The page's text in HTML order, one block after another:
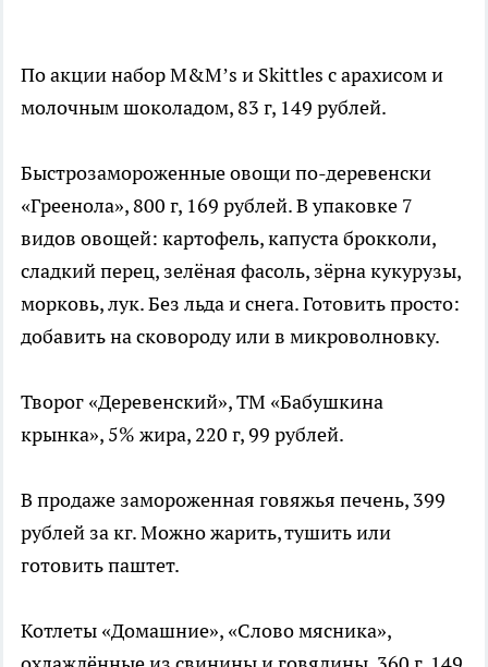
По акции набор M&M’s и Skittles с арахисом и
молочным шоколадом, 83 г, 149 рублей.
Быстрозамороженные овощи по-деревенски
«Греенола», 800 г, 169 рублей. В упаковке 7
видов овощей: картофель, капуста брокколи,
сладкий перец, зелёная фасоль, зёрна кукурузы,
морковь, лук. Без льда и снега. Готовить просто:
добавить на сковороду или в микроволновку.
Творог «Деревенский», ТМ «Бабушкина
крынка», 5% жира, 220 г, 99 рублей.
В продаже замороженная говяжья печень, 399
рублей за кг. Можно жарить, тушить или
готовить паштет.
Котлеты «Домашние», «Слово мясника»,